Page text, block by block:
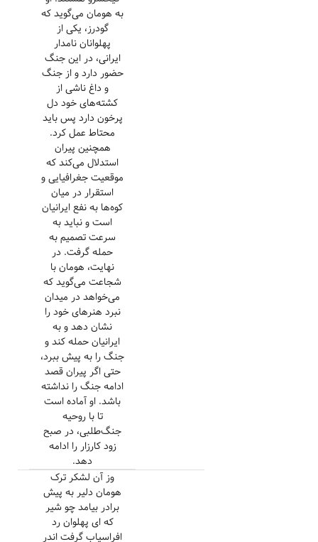
به هومان می‌گوید که
گودرز، یکی از
پهلوانان نامدار
ایرانی، در این جنگ
حضور دارد و از جنگ
و داغ ناشی از
کشته‌های خود دل
پرخون دارد پس باید
محتاط عمل کرد.
همچنین پیران
استدلال می‌کند که
موقعیت جغرافیایی و
استقرار در میان
کوه‌ها به نفع ایرانیان
است و نباید به
سرعت تصمیم به
حمله گرفت. در
نهایت، هومان با
شجاعت می‌گوید که
می‌خواهد در میدان
نبرد هنرهای خود را
نشان دهد و به
ایرانیان حمله کند و
جنگ را به پیش ببرد،
حتی اگر پیران قصد
ادامه جنگ را نداشته
باشد. او آماده است
تا با روحیه
جنگ‌طلبی، در صبح
زود کارزار را ادامه
دهد.
وز آن لشکر ترک
هومان دلیر به پیش
برادر بیامد چو شیر
که ای پهلوان رد
افراسیاب گرفت اندر